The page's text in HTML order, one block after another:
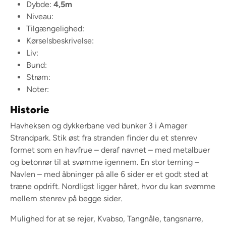
Dybde: 4,5m
Niveau:
Tilgængelighed:
Kørselsbeskrivelse:
Liv:
Bund:
Strøm:
Noter:
Historie
Havheksen og dykkerbane ved bunker 3 i Amager
Strandpark. Stik øst fra stranden finder du et stenrev
formet som en havfrue – deraf navnet – med metalbuer
og betonrør til at svømme igennem. En stor terning –
Navlen – med åbninger på alle 6 sider er et godt sted at
træne opdrift. Nordligst ligger håret, hvor du kan svømme
mellem stenrev på begge sider.
Mulighed for at se rejer, Kvabso, Tangnåle, tangsnarre,